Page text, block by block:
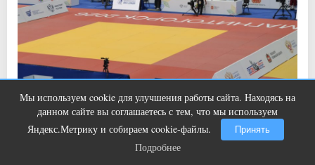
Прочитали: 2 365 Комментарии: 0
Правда, есть один нюанс.
Мы используем cookie для улучшения работы сайта. Находясь на
данном сайте вы соглашаетесь с тем, что мы используем
Яндекс.Метрику и собираем cookie-файлы.
Принять
Подробнее
Ролик из Омска: вы будете смеяться
долго
Подробнее